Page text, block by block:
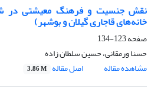
نقش جنسیت و فرهنگ معیشتی در
خانه‌های قاجاری گیلان و بوشهر)
صفحه123-134
حسنا ورمقانی، حسین سلطان زاده
مشاهده مقاله
اصل مقاله 3.86 M